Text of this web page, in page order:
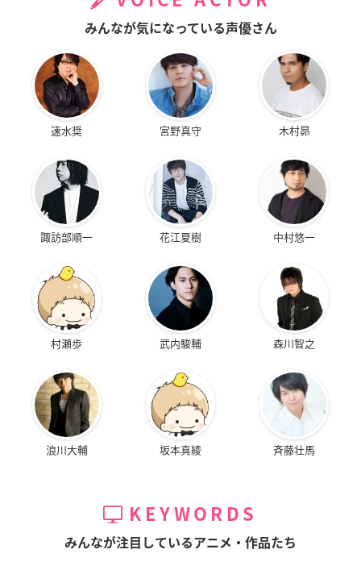
みんなが気になっている声優さん
速水奨 宮野真守 木村昴
諏訪部順一 花江夏樹 中村悠一
村瀬歩 武内駿輔 森川智之
浪川大輔 坂本真綾 斉藤壮馬
KEYWORDS
みんなが注目しているアニメ・作品たち